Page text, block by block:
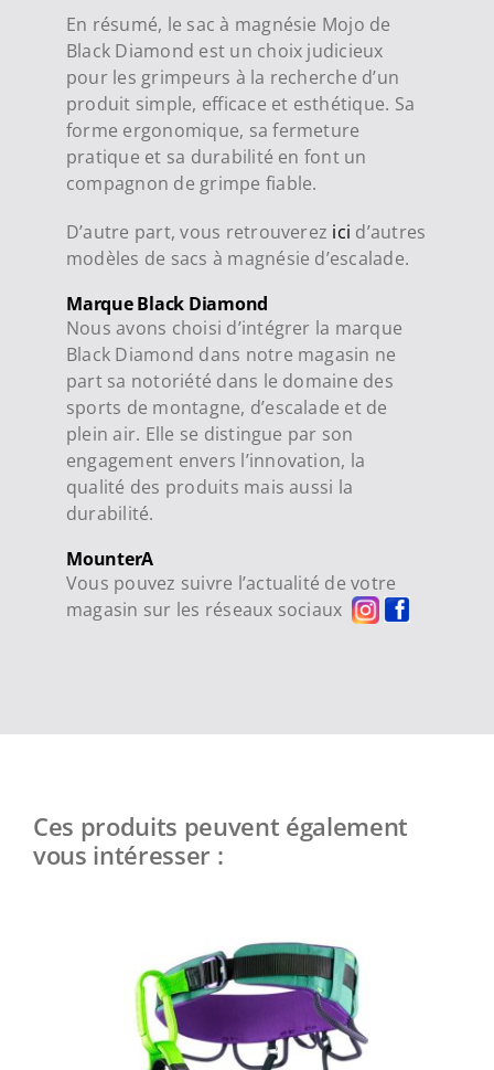
En résumé, le sac à magnésie Mojo de
Black Diamond est un choix judicieux
pour les grimpeurs à la recherche d’un
produit simple, efficace et esthétique. Sa
forme ergonomique, sa fermeture
pratique et sa durabilité en font un
compagnon de grimpe fiable.
D’autre part, vous retrouverez ici d’autres
modèles de sacs à magnésie d’escalade.
Marque Black Diamond
Nous avons choisi d’intégrer la marque
Black Diamond dans notre magasin ne
part sa notoriété dans le domaine des
sports de montagne, d’escalade et de
plein air. Elle se distingue par son
engagement envers l’innovation, la
qualité des produits mais aussi la
durabilité.
MounterA
Vous pouvez suivre l’actualité de votre
magasin sur les réseaux sociaux
Ces produits peuvent également
vous intéresser :